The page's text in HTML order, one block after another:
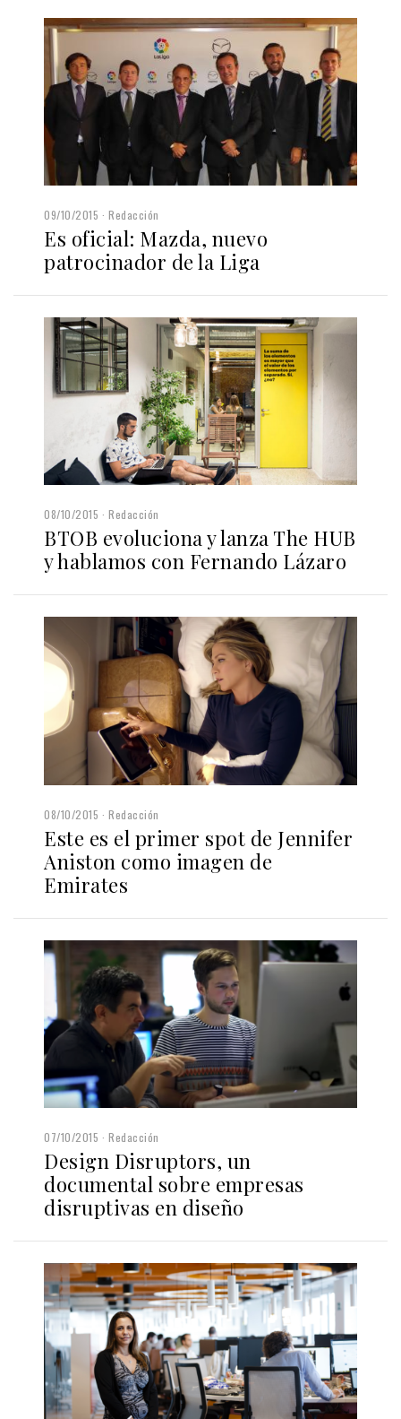
09/10/2015 Redacción
Es oficial: Mazda, nuevo
patrocinador de la Liga
08/10/2015 Redacción
BTOB evoluciona y lanza The HUB
y hablamos con Fernando Lázaro
08/10/2015 Redacción
Este es el primer spot de Jennifer
Aniston como imagen de
Emirates
07/10/2015 Redacción
Design Disruptors, un
documental sobre empresas
disruptivas en diseño